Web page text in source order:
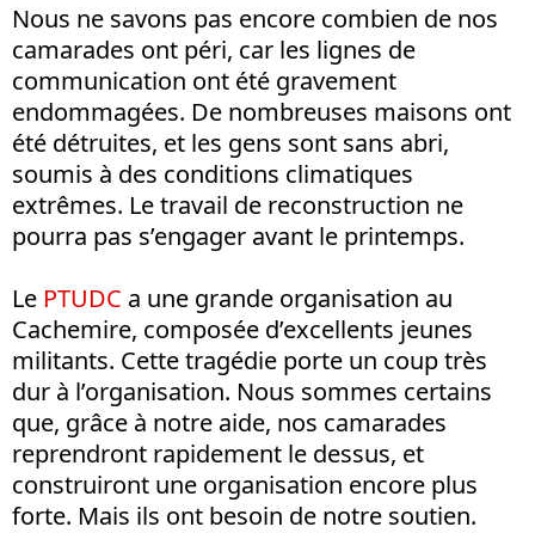
Nous ne savons pas encore combien de nos
camarades ont péri, car les lignes de
communication ont été gravement
endommagées. De nombreuses maisons ont
été détruites, et les gens sont sans abri,
soumis à des conditions climatiques
extrêmes. Le travail de reconstruction ne
pourra pas s’engager avant le printemps.
Le PTUDC a une grande organisation au
Cachemire, composée d’excellents jeunes
militants. Cette tragédie porte un coup très
dur à l’organisation. Nous sommes certains
que, grâce à notre aide, nos camarades
reprendront rapidement le dessus, et
construiront une organisation encore plus
forte. Mais ils ont besoin de notre soutien.